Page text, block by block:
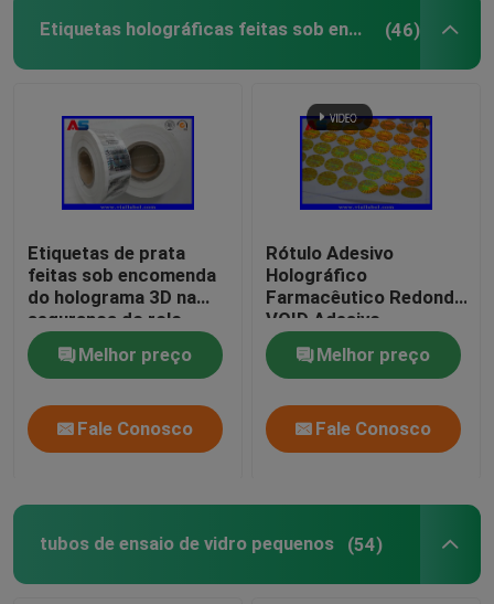
Etiquetas holográficas feitas sob encomenda (46)
Etiquetas de prata
feitas sob encomenda
do holograma 3D na
segurança do rolo
genuína com etiquetas
holográficas da
segurança dos códigos
pretos sérios
Melhor preço
Fale Conosco
Rótulo Adesivo
Holográfico
Farmacêutico Redondo
VOID Adesivo
Holográfico 3D Anti-
FalsificaçãoMelhor preço
Fale Conosco
tubos de ensaio de vidro pequenos (54)